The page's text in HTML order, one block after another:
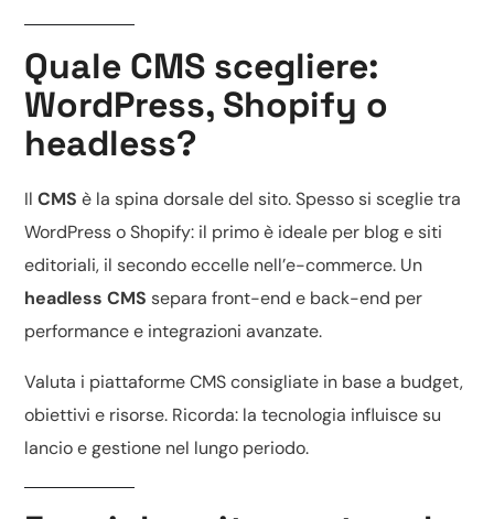
Quale CMS scegliere:
WordPress, Shopify o
headless?
IlCMS è la spina dorsale del sito. Spesso si sceglie tra
WordPress o Shopify: il primo è ideale per blog e siti
editoriali, il secondo eccelle nell’e-commerce. Un
headless CMS separa front-end e back-end per
performance e integrazioni avanzate.
Valuta i piattaforme CMS consigliate in base a budget,
obiettivi e risorse. Ricorda: la tecnologia influisce su
lancio e gestione nel lungo periodo.